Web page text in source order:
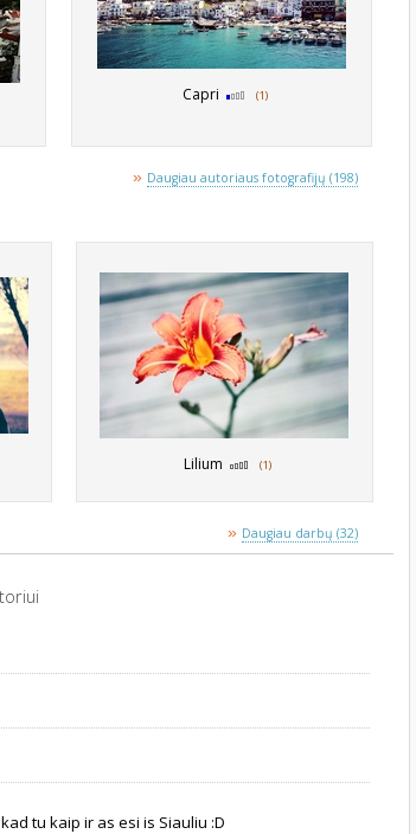
Capri (1)
» Daugiau autoriaus fotografijų (198)
Lilium (1)
» Daugiau darbų (32)
tu kaip ir as esi is Siauliu :D